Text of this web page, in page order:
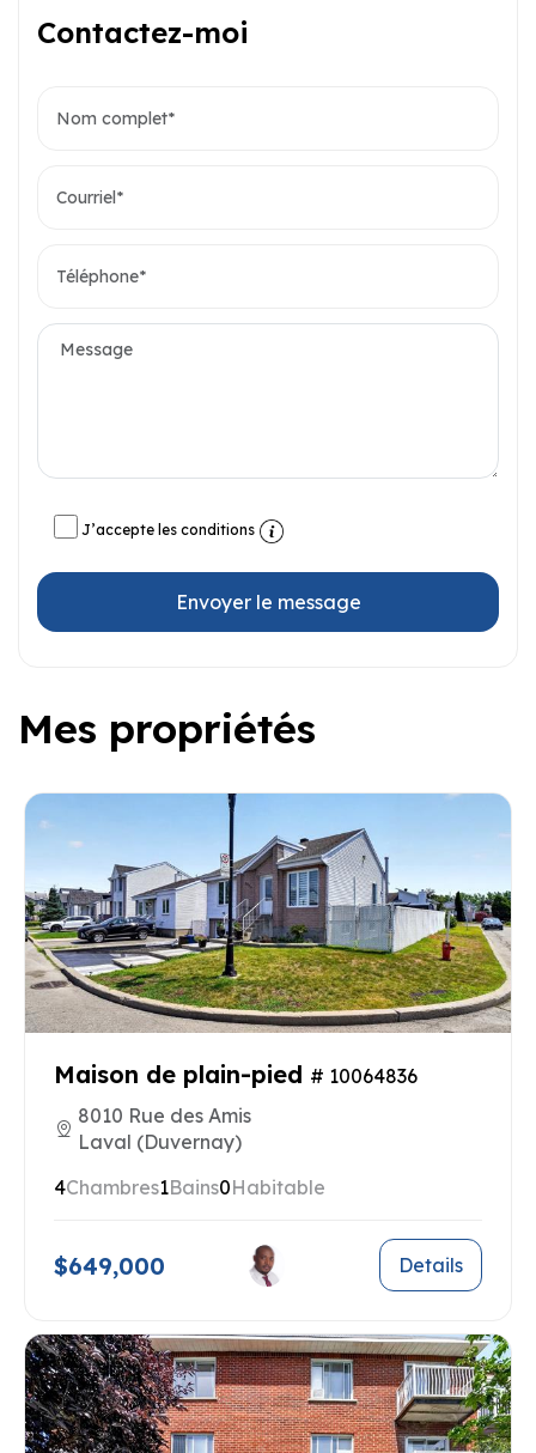
Contactez-moi
J’accepte les conditions
Envoyer le message
Mes propriétés
Maison de plain-pied # 10064836
8010 Rue des Amis
Laval (Duvernay)
4Chambres1Bains0Habitable
$649,000 Details